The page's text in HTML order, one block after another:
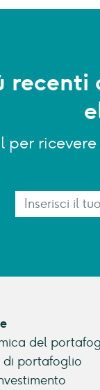
per
del
di portafoglio